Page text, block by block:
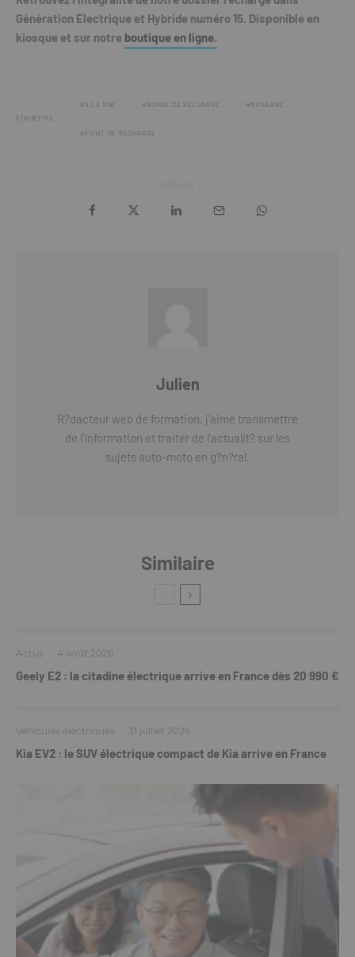
Génération Electrique et Hybride numéro 15. Disponible en
kiosque et sur notre boutique en ligne.
ÉTIQUETTES
A LA UNE BORNE DE RECHARGE MAGAZINE
POINT DE RECHARGE
Julien
R?dacteur web de formation, j'aime transmettre
de l'information et traiter de l'actualit? sur les
sujets auto-moto en g?n?ral.
Similaire
Actus · 4 août 2026
Geely E2 : la citadine électrique arrive en France dès 20 990 €
Véhicules électriques · 31 juillet 2026
Kia EV2 : le SUV électrique compact de Kia arrive en France